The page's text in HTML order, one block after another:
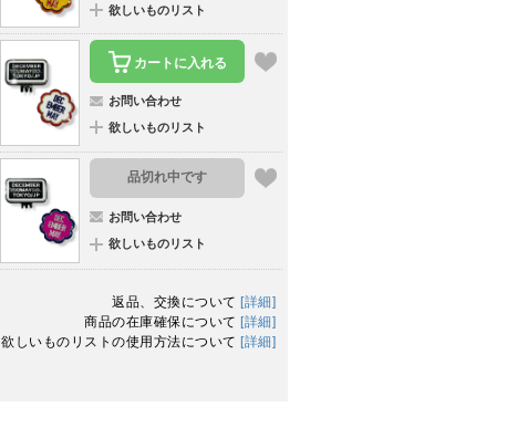
欲しいものリスト
カートに入れる
お問い合わせ
欲しいものリスト
品切れ中です
お問い合わせ
欲しいものリスト
返品、交換について [詳細]
商品の在庫確保について [詳細]
欲しいものリストの使用方法について [詳細]